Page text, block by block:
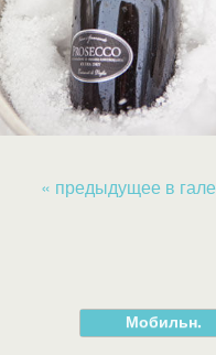
« предыдущее в
Мобильн.